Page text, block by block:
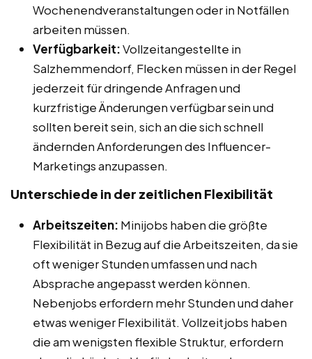
Wochenendveranstaltungen oder in Notfällen
arbeiten müssen.
Verfügbarkeit:Vollzeitangestellte in
Salzhemmendorf, Flecken müssen in der Regel
jederzeit für dringende Anfragen und
kurzfristige Änderungen verfügbar sein und
sollten bereit sein, sich an die sich schnell
ändernden Anforderungen des Influencer-
Marketings anzupassen.
Unterschiede in der zeitlichen Flexibilität
Arbeitszeiten: Minijobs haben die größte
Flexibilität in Bezug auf die Arbeitszeiten, da sie
oft weniger Stunden umfassen und nach
Absprache angepasst werden können.
Nebenjobs erfordern mehr Stunden und daher
etwas weniger Flexibilität. Vollzeitjobs haben
die am wenigsten flexible Struktur, erfordern